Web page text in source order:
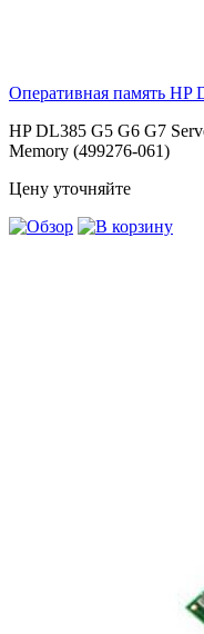
Оперативная память HP
HP DL385 G5 G6 G7
Memory (499276-061)
Цену уточняйте